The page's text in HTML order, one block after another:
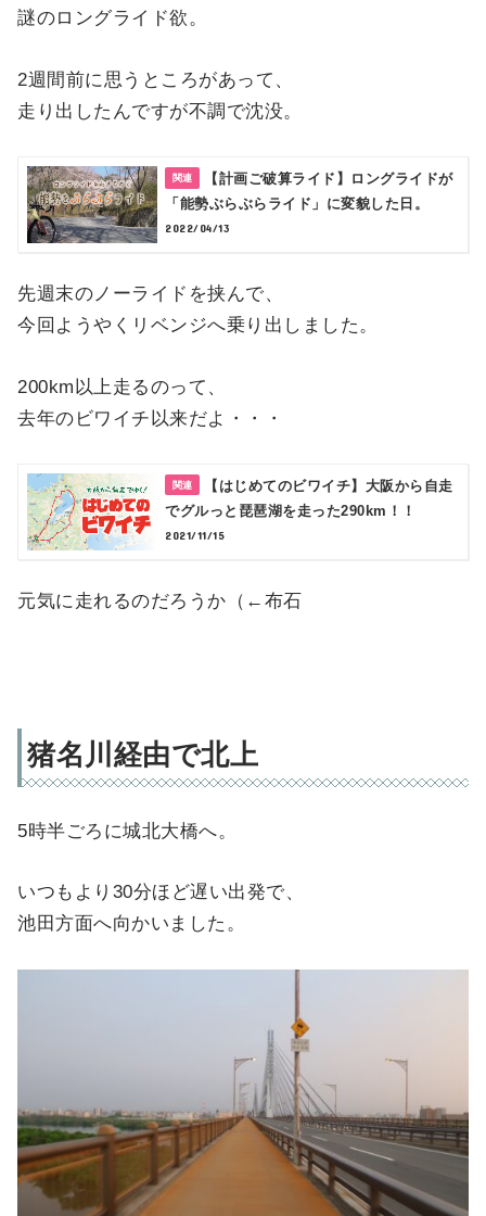
謎のロングライド欲。
2週間前に思うところがあって、
走り出したんですが不調で沈没。
【計画ご破算ライド】ロングライドが
「能勢ぶらぶらライド」に変貌した日。
2022/04/13
先週末のノーライドを挟んで、
今回ようやくリベンジへ乗り出しました。
200km以上走るのって、
去年のビワイチ以来だよ・・・
【はじめてのビワイチ】大阪から自走
でグルっと琵琶湖を走った290km！！
2021/11/15
元気に走れるのだろうか（←布石
猪名川経由で北上
5時半ごろに城北大橋へ。
いつもより30分ほど遅い出発で、
池田方面へ向かいました。